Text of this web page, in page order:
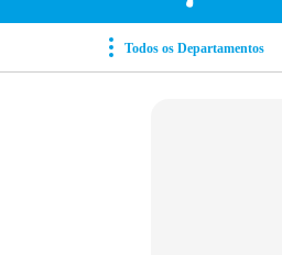
pisos revestimentos
2º ceramica